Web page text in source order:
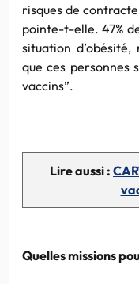
risques de
pointe-t-elle. 47%
situation d’obésité,
que ces personnes
vaccins”.
Lire aussi :
Quelles missions